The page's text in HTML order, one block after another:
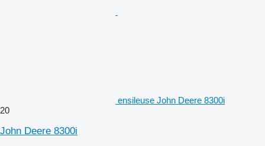
ensileuse John Deere 8300i
20
John Deere 8300i